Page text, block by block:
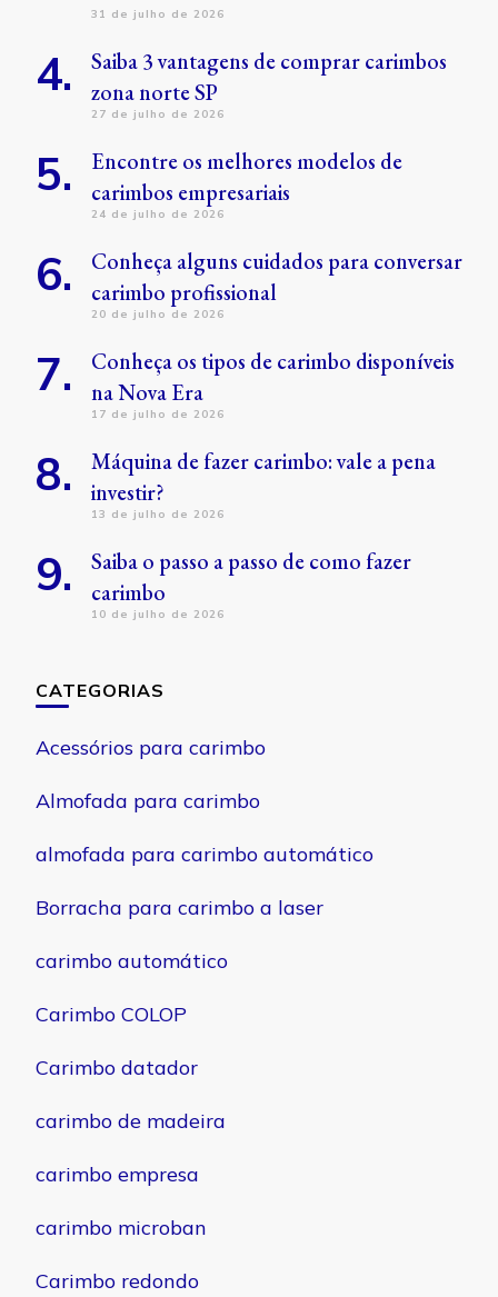
31 de julho de 2026
Saiba 3 vantagens de comprar carimbos
zona norte SP
27 de julho de 2026
Encontre os melhores modelos de
carimbos empresariais
24 de julho de 2026
Conheça alguns cuidados para conversar
carimbo profissional
20 de julho de 2026
Conheça os tipos de carimbo disponíveis
na Nova Era
17 de julho de 2026
Máquina de fazer carimbo: vale a pena
investir?
13 de julho de 2026
Saiba o passo a passo de como fazer
carimbo
10 de julho de 2026
CATEGORIAS
Acessórios para carimbo
Almofada para carimbo
almofada para carimbo automático
Borracha para carimbo a laser
carimbo automático
Carimbo COLOP
Carimbo datador
carimbo de madeira
carimbo empresa
carimbo microban
Carimbo redondo